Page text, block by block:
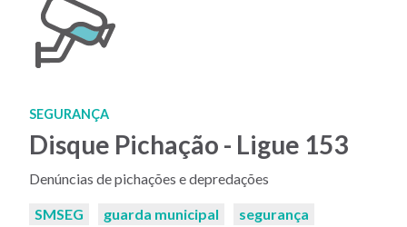
SEGURANÇA
Disque Pichação - Ligue 153
Denúncias de pichações e depredações
Palavras-
SMSEG guarda municipal
segurança